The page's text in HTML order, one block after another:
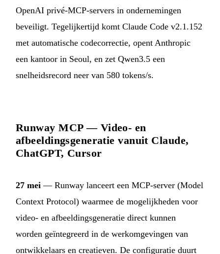
OpenAI privé-MCP-servers in ondernemingen
beveiligt. Tegelijkertijd komt Claude Code v2.1.152
met automatische codecorrectie, opent Anthropic
een kantoor in Seoul, en zet Qwen3.5 een
snelheidsrecord neer van 580 tokens/s.
Runway MCP — Video- en
afbeeldingsgeneratie vanuit Claude,
ChatGPT, Cursor
27 mei — Runway lanceert een MCP-server (Model
Context Protocol) waarmee de mogelijkheden voor
video- en afbeeldingsgeneratie direct kunnen
worden geïntegreerd in de werkomgevingen van
ontwikkelaars en creatieven. De configuratie duurt